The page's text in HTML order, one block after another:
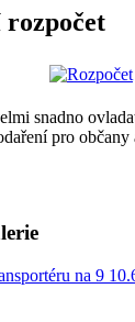
snadno
pro občany